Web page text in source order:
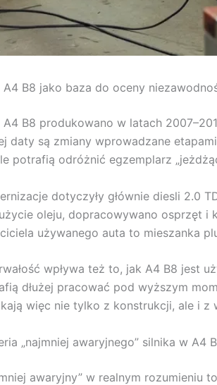
A4 B8 jako baza do oceny
A4 B8 produkowano w latach
daty są zmiany wprowadzane
potrafią odróżnić egzemplarz
dotyczyły głównie diesli 2.0
oleju, dopracowywano osprzęt i
używanego auta to mieszanka
wpływa też to, jak A4 B8 jest
dłużej pracować pod wyższym
więc nie tylko z konstrukcji, ale i z
„najmniej awaryjnego” silnika w A4
awaryjny” w realnym rozumieniu